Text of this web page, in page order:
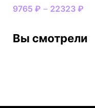
9765 ₽ – 22323 ₽
Вы смотрели